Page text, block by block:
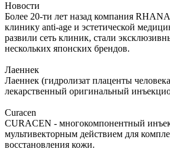
Новости
Более 20-ти лет назад компания
клинику anti-age и эстетической
развили сеть клиник, стали
нескольких японских брендов.
Лаеннек
Лаеннек (гидролизат плаценты
лекарственный оригинальный
Curacen
CURACEN - многокомпонентный
мультивекторным действием для
восстановления кожи.